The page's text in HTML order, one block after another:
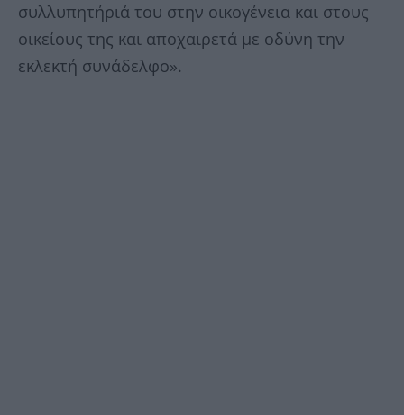
συλλυπητήριά του στην οικογένεια και στους
οικείους της και αποχαιρετά με οδύνη την
εκλεκτή συνάδελφο».